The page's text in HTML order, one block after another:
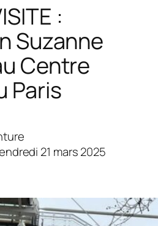
:
Suzanne
Centre
Paris
21 mars 2025